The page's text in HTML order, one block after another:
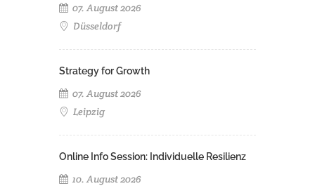
07. August 2026
Düsseldorf
Strategy for Growth
07. August 2026
Leipzig
Online Info Session: Individuelle Resilienz
10. August 2026